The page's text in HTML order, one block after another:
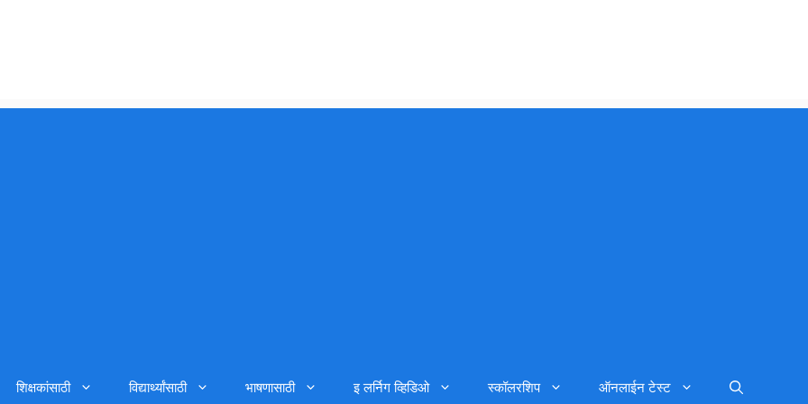
शिक्षकांसाठी विद्यार्थ्यांसाठी भाषणासाठी इ लर्निग व्हिडिओ स्कॉलरशिप ऑनलाईन टेस्ट